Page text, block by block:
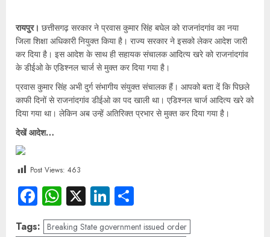
रायपुर। छत्तीसगढ़ सरकार ने प्रवास कुमार सिंह बघेल को राजनांदगांव का नया
जिला शिक्षा अधिकारी नियुक्त किया है। राज्य सरकार ने इसको लेकर आदेश जारी
कर दिया है। इस आदेश के साथ ही सहायक संचालक आदित्य खरे को राजनांदगांव
के डीईओ के एडिश्नल चार्ज से मुक्त कर दिया गया है।
प्रवास कुमार सिंह अभी दुर्ग संभागीय संयुक्त संचालक हैं। आपको बता दें कि पिछले
काफी दिनों से राजनांदगांव डीईओ का पद खाली था। एडिश्नल चार्ज आदित्य खरे को
दिया गया था। लेकिन अब उन्हें अतिरिक्त प्रभार से मुक्त कर दिया गया है।
देखें आदेश…
Post Views: 463
Facebook
WhatsApp
X LinkedIn
Tags: Breaking State government issued order